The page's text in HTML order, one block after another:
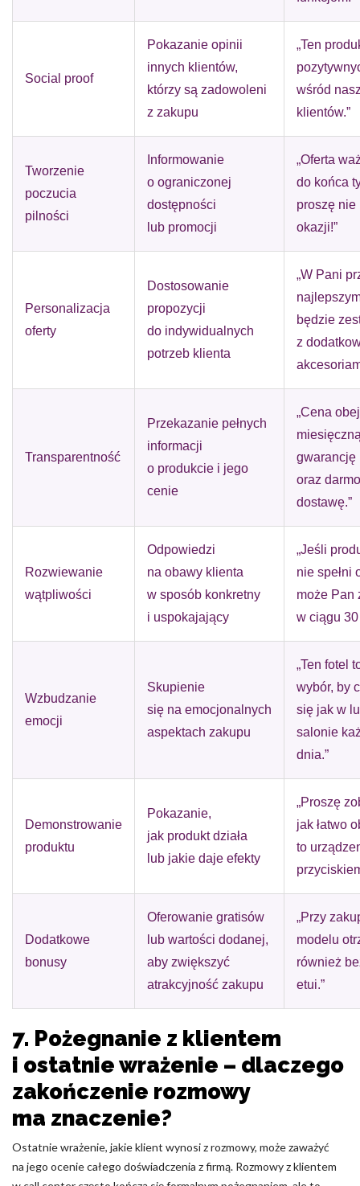
Social proof
Pokazanie opinii
innych klientów,
którzy są zadowoleni
z zakupu
„Ten
wśród
klientów.”
Tworzenie
poczucia
pilności
Informowanie
o ograniczonej
dostępności
lub promocji
„Oferta
do końca
proszę nie
okazji!”
Personalizacja
oferty
Dostosowanie
propozycji
do indywidualnych
potrzeb klienta
„W Pani
będzie
z
Transparentność
Przekazanie pełnych
informacji
o produkcie i jego
cenie
„Cena
gwarancję
oraz
dostawę.”
Rozwiewanie
wątpliwości
Odpowiedzi
na obawy klienta
w sposób konkretny
i uspokajający
„Jeśli
nie spełni
może Pan
w ciągu 30
Wzbudzanie
emocji
Skupienie
się na emocjonalnych
aspektach zakupu
„Ten fotel
wybór, by
się jak w
salonie
dnia.”
Demonstrowanie
produktu
Pokazanie,
jak produkt działa
lub jakie daje efekty
„Proszę
jak łatwo
to
Dodatkowe
bonusy
Oferowanie gratisów
lub wartości dodanej,
aby zwiększyć
atrakcyjność zakupu
„Przy
modelu
również
etui.”
7. Pożegnanie z klientem
i ostatnie wrażenie – dlaczego
zakończenie rozmowy
ma znaczenie?
Ostatnie wrażenie, jakie klient wynosi z rozmowy, może zaważyć
na jego ocenie całego doświadczenia z firmą. Rozmowy z klientem